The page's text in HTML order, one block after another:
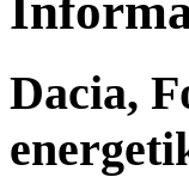
Dacia,